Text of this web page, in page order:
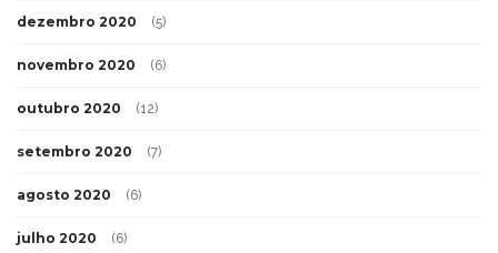
dezembro 2020 (5)
novembro 2020 (6)
outubro 2020 (12)
setembro 2020 (7)
agosto 2020 (6)
julho 2020 (6)